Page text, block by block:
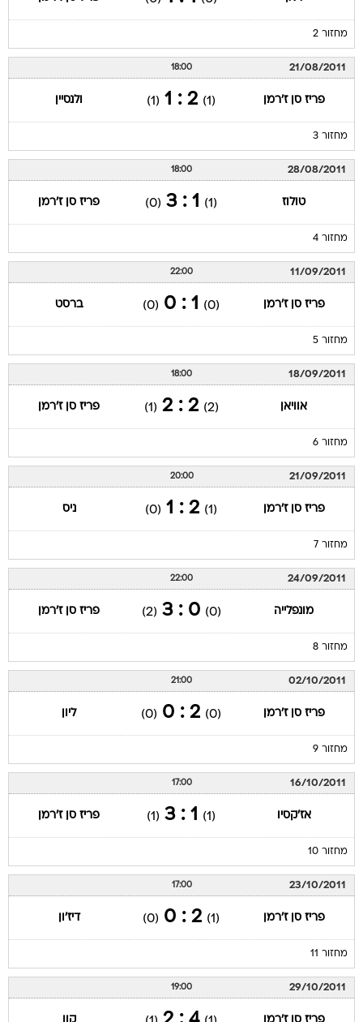
מחזור 2
21/08/2011
18:00
פריז סן ז'רמן (1)
2 : 1
(1) ולנסיין
מחזור 3
28/08/2011
18:00
טולוז (1)
1 : 3
(0) פריז סן ז'רמן
מחזור 4
11/09/2011
22:00
פריז סן ז'רמן (0)
1 : 0
(0) ברסט
מחזור 5
18/09/2011
18:00
אוויאן (2)
2 : 2
(1) פריז סן ז'רמן
מחזור 6
21/09/2011
20:00
פריז סן ז'רמן (1)
2 : 1
(0) ניס
מחזור 7
24/09/2011
22:00
מונפלייה (0)
0 : 3
(2) פריז סן ז'רמן
מחזור 8
02/10/2011
21:00
פריז סן ז'רמן (0)
2 : 0
(0) ליון
מחזור 9
16/10/2011
17:00
אז'קסיו (1)
1 : 3
(1) פריז סן ז'רמן
מחזור 10
23/10/2011
17:00
פריז סן ז'רמן (1)
2 : 0
(0) דיז'ון
מחזור 11
29/10/2011
19:00
פריז סן ז'רמן קון